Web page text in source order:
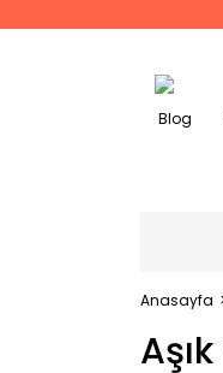
Blog
Anasayfa